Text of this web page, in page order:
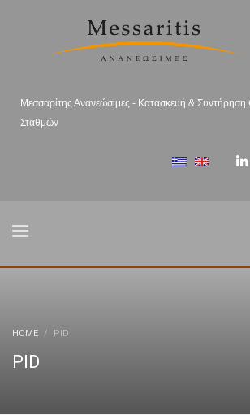
Μεσσαρίτης Ανανεώσιμες - Κατασκευή &
Σταθμών
HOME PID
PID